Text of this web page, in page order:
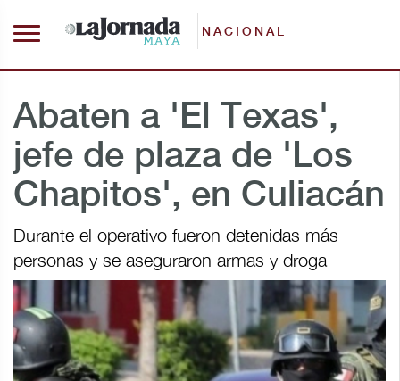
NACIONAL
Abaten a 'El Texas',
jefe de plaza de 'Los
Chapitos', en Culiacán
Durante el operativo fueron detenidas más
personas y se aseguraron armas y droga